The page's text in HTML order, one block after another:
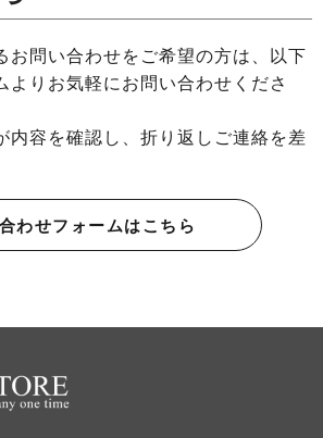
お問い合わせをご希望の方は、以下
よりお気軽にお問い合わせくださ
内容を確認し、折り返しご連絡を差
わせフォームはこちら